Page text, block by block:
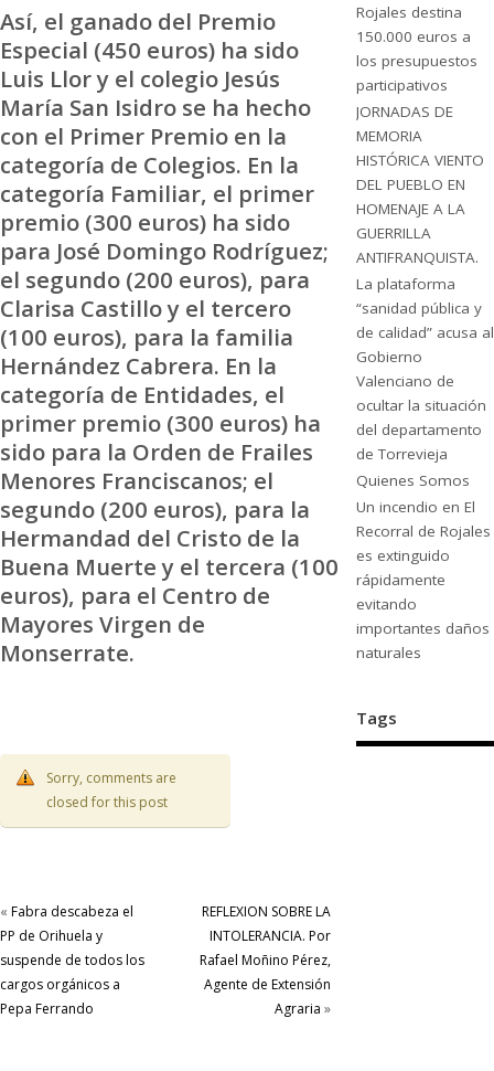
Así, el ganado del Premio
Especial (450 euros) ha sido
Luis Llor y el colegio Jesús
María San Isidro se ha hecho
con el Primer Premio en la
categoría de Colegios. En la
categoría Familiar, el primer
premio (300 euros) ha sido
para José Domingo Rodríguez;
el segundo (200 euros), para
Clarisa Castillo y el tercero
(100 euros), para la familia
Hernández Cabrera. En la
categoría de Entidades, el
primer premio (300 euros) ha
sido para la Orden de Frailes
Menores Franciscanos; el
segundo (200 euros), para la
Hermandad del Cristo de la
Buena Muerte y el tercera (100
euros), para el Centro de
Mayores Virgen de
Monserrate.
Sorry, comments are
closed for this post
« Fabra descabeza el
PP de Orihuela y
suspende de todos los
cargos orgánicos a
Pepa Ferrando
REFLEXION SOBRE LA
INTOLERANCIA. Por
Rafael Moñino Pérez,
Agente de Extensión
Agraria »
Rojales destina
150.000 euros a
los presupuestos
participativos
JORNADAS DE
MEMORIA
HISTÓRICA VIENTO
DEL PUEBLO EN
HOMENAJE A LA
GUERRILLA
ANTIFRANQUISTA.
La plataforma
“sanidad pública y
de calidad” acusa al
Gobierno
Valenciano de
ocultar la situación
del departamento
de Torrevieja
Quienes Somos
Un incendio en El
Recorral de Rojales
es extinguido
rápidamente
evitando
importantes daños
naturales
Tags